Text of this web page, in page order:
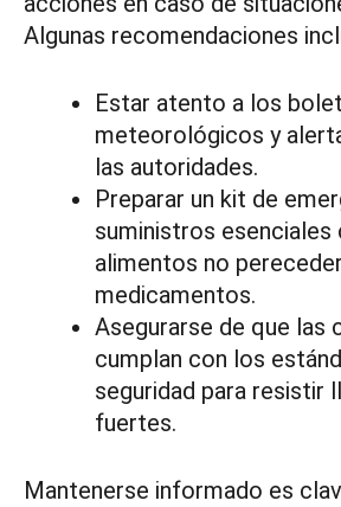
Algunas recomendaciones
Estar atento a los
meteorológicos y
las autoridades.
Preparar un kit de
suministros esenciales
alimentos no
medicamentos.
Asegurarse de que las
cumplan con los
seguridad para resistir
fuertes.
Mantenerse informado es